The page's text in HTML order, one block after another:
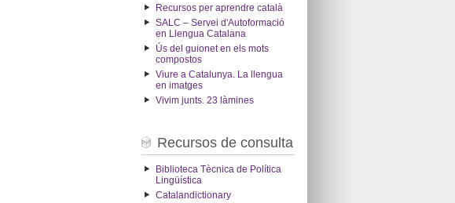
Recursos per aprendre català
SALC – Servei d'Autoformació
en Llengua Catalana
Ús del guionet en els mots
compostos
Viure a Catalunya. La llengua
en imatges
Vivim junts. 23 làmines
Recursos de consulta
Biblioteca Tècnica de Política
Lingüística
Catalandictionary